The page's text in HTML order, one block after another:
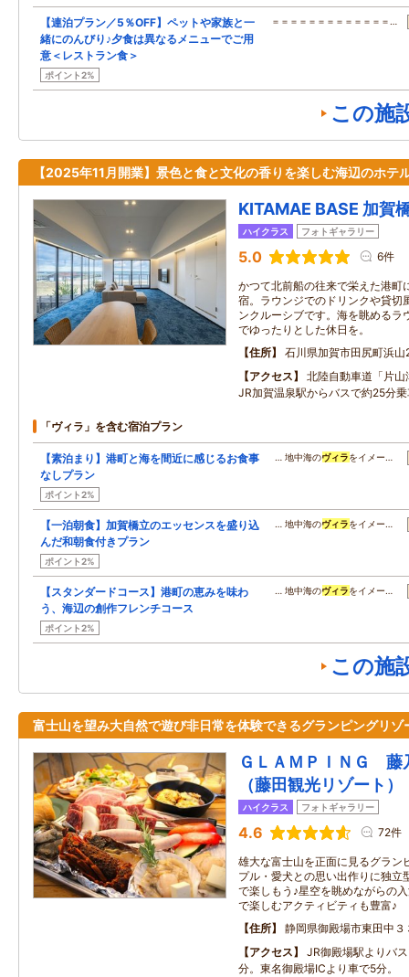
【連泊プラン／5％OFF】ペットや家族と一
緒にのんびり♪夕食は異なるメニューでご用
意＜レストラン食＞
ポイント2%
＝＝＝＝＝＝＝＝＝＝＝＝＝…
この施
【2025年11月開業】景色と食と文化の香りを楽しむ海辺のホテ
KITAMAE BASE 加賀
ハイクラス フォトギャラリー
5.0 6件
かつて北前船の往来で栄えた港町
宿。ラウンジでのドリンクや貸切
ンクルーシブです。海を眺めるラ
でゆったりとした休日を。
住所
石川県加賀市田尻町浜山
アクセス
北陸自動車道「片
JR加賀温泉駅からバスで約25分
「ヴィラ」を含む宿泊プラン
【素泊まり】港町と海を間近に感じるお食事
なしプラン
ポイント2%
… 地中海のヴィラをイメー…
【一泊朝食】加賀橋立のエッセンスを盛り込
んだ和朝食付きプラン
ポイント2%
… 地中海のヴィラをイメー…
【スタンダードコース】港町の恵みを味わ
う、海辺の創作フレンチコース
ポイント2%
… 地中海のヴィラをイメー…
この施
富士山を望み大自然で遊び非日常を体験できるグランピングリゾ
ＧＬＡＭＰＩＮＧ
（藤田観光リゾート）
ハイクラス フォトギャラリー
4.6 72件
雄大な富士山を正面に見るグラン
プル・愛犬との思い出作りに独立
で楽しもう♪星空を眺めながらの
で楽しむアクティビティも豊富♪
住所
静岡県御殿場市東田中３
アクセス
JR御殿場駅よりバ
分。東名御殿場ICより車で5分。